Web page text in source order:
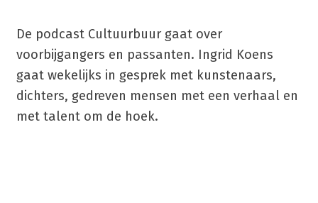
De podcast Cultuurbuur gaat over
voorbijgangers en passanten. Ingrid Koens
gaat wekelijks in gesprek met kunstenaars,
dichters, gedreven mensen met een verhaal en
met talent om de hoek.